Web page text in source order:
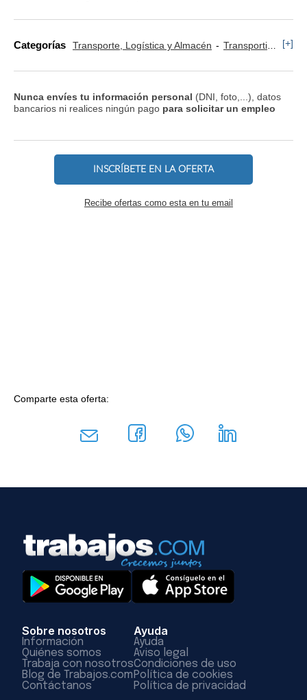
Categorías Transporte, Logística y Almacén Transportista, Mensajero y Conductor [+]
Nunca envíes tu información personal (DNI, foto,...), datos
bancarios ni realices ningún pago para solicitar un empleo
INSCRÍBETE EN LA OFERTA
Recibe ofertas como esta en tu email
Comparte esta oferta:
Sobre nosotros
Información
Quiénes somos
Trabaja con nosotros
Blog de Trabajos.com
Contáctanos
Ayuda
Ayuda
Aviso legal
Condiciones de uso
Política de cookies
Política de privacidad